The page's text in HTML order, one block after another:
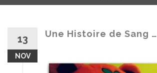
13
NOV
Une Histoire de Sang …